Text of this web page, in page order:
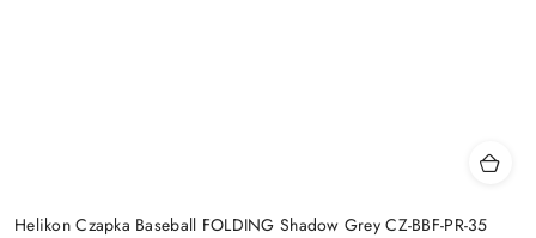
Helikon Czapka Baseball FOLDING Shadow Grey CZ-BBF-PR-35